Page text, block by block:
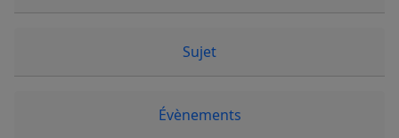
Sujet
Évènements